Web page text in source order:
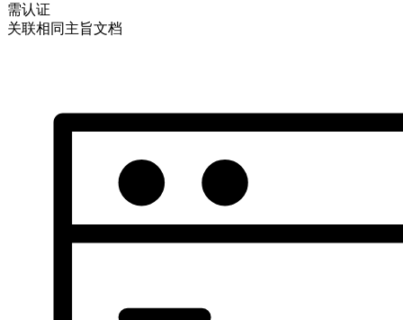
需认证
关联相同主旨文档